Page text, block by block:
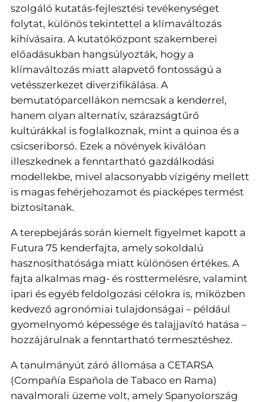
szolgáló kutatás-fejlesztési tevékenységet
folytat, különös tekintettel a klímaváltozás
kihívásaira. A kutatóközpont szakemberei
előadásukban hangsúlyozták, hogy a
klímaváltozás miatt alapvető fontosságú a
vetésszerkezet diverzifikálása. A
bemutatóparcellákon nemcsak a kenderrel,
hanem olyan alternatív, szárazságtűrő
kultúrákkal is foglalkoznak, mint a quinoa és a
csicseriborsó. Ezek a növények kiválóan
illeszkednek a fenntartható gazdálkodási
modellekbe, mivel alacsonyabb vízigény mellett
is magas fehérjehozamot és piacképes termést
biztosítanak.
A terepbejárás során kiemelt figyelmet kapott a
Futura 75 kenderfajta, amely sokoldalú
hasznosíthatósága miatt különösen értékes. A
fajta alkalmas mag- és rosttermelésre, valamint
ipari és egyéb feldolgozási célokra is, miközben
kedvező agronómiai tulajdonságai – például
gyomelnyomó képessége és talajjavító hatása –
hozzájárulnak a fenntartható termesztéshez.
A tanulmányút záró állomása a CETARSA
(Compañía Española de Tabaco en Rama)
navalmorali üzeme volt, amely Spanyolország